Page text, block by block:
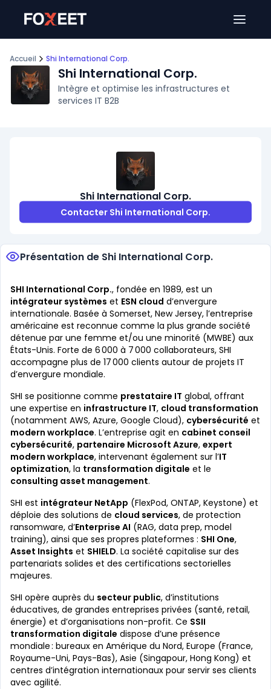
Accueil Shi International Corp.
Shi International Corp.
Intègre et optimise les infrastructures et
services IT B2B
Shi International Corp.
Contacter Shi International Corp.
Présentation de Shi International Corp.
SHI International Corp., fondée en 1989, est un
intégrateur systèmes et ESN cloud d’envergure
internationale. Basée à Somerset, New Jersey, l’entreprise
américaine est reconnue comme la plus grande société
détenue par une femme et/ou une minorité (MWBE) aux
États-Unis. Forte de 6 000 à 7 000 collaborateurs, SHI
accompagne plus de 17 000 clients autour de projets IT
d’envergure mondiale.
SHI se positionne comme prestataire IT global, offrant
une expertise en infrastructure IT, cloud transformation
(notamment AWS, Azure, Google Cloud), cybersécurité et
modern workplace. L’entreprise agit en cabinet conseil
cybersécurité, partenaire Microsoft Azure, expert
modern workplace, intervenant également sur l’IT
optimization, la transformation digitale et le
consulting asset management.
SHI est intégrateur NetApp (FlexPod, ONTAP, Keystone) et
déploie des solutions de cloud services, de protection
ransomware, d’Enterprise AI (RAG, data prep, model
training), ainsi que ses propres plateformes : SHI One,
Asset Insights et SHIELD. La société capitalise sur des
partenariats solides et des certifications sectorielles
majeures.
SHI opère auprès du secteur public, d’institutions
éducatives, de grandes entreprises privées (santé, retail,
énergie) et d’organisations non-profit. Ce SSII
transformation digitale dispose d’une présence
mondiale : bureaux en Amérique du Nord, Europe (France,
Royaume-Uni, Pays-Bas), Asie (Singapour, Hong Kong) et
centres d’intégration internationaux pour servir ses clients
avec agilité.